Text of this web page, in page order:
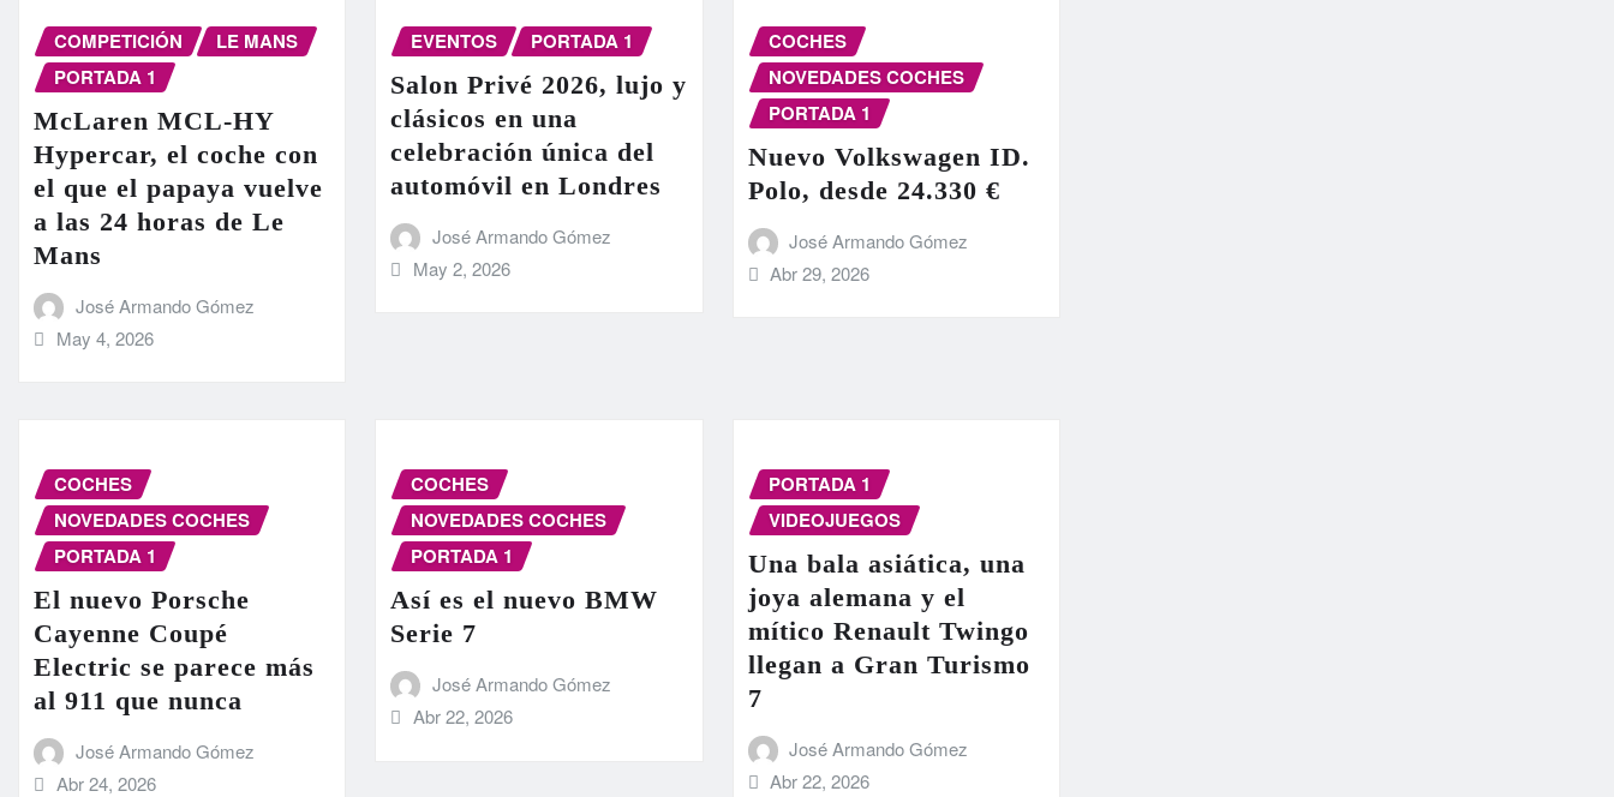
COMPETICIÓN
LE MANS
PORTADA 1
McLaren MCL-HY
Hypercar, el coche con
el que el papaya vuelve
a las 24 horas de Le
Mans
José Armando Gómez
May 4, 2026
EVENTOS PORTADA 1
Salon Privé 2026, lujo y
clásicos en una
celebración única del
automóvil en Londres
José Armando Gómez
May 2, 2026
COCHES
NOVEDADES COCHES
PORTADA 1
Nuevo Volkswagen ID.
Polo, desde 24.330 €
José Armando Gómez
Abr 29, 2026
COCHES
NOVEDADES COCHES
PORTADA 1
El nuevo Porsche
Cayenne Coupé
Electric se parece más
al 911 que nunca
José Armando Gómez
Abr 24, 2026
COCHES
NOVEDADES COCHES
PORTADA 1
Así es el nuevo BMW
Serie 7
José Armando Gómez
Abr 22, 2026
PORTADA 1
VIDEOJUEGOS
Una bala asiática, una
joya alemana y el
mítico Renault Twingo
llegan a Gran Turismo
7
José Armando Gómez
Abr 22, 2026